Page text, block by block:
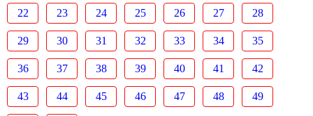
22 23 24 25 26 27 28
29 30 31 32 33 34 35
36 37 38 39 40 41 42
43 44 45 46 47 48 49